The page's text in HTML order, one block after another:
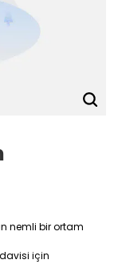
nemli bir ortam
için